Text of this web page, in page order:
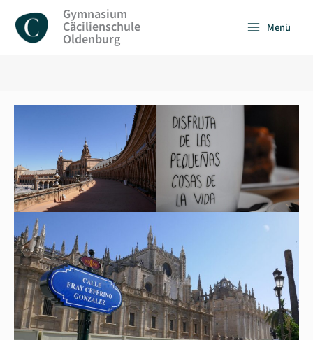
Inhalt
springen
Gymnasium
Cäcilienschule
Oldenburg
Menü